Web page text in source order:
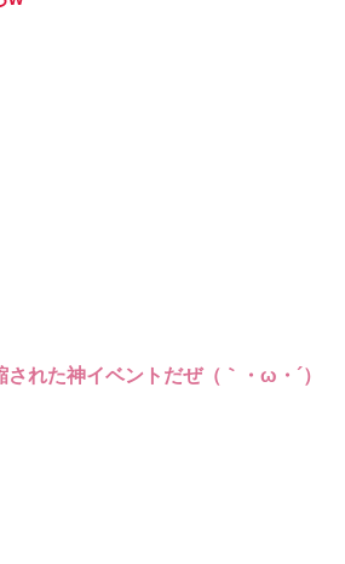
れた神イベントだぜ（｀・ω・´）